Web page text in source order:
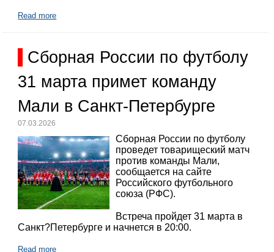
Read more
Сборная России по футболу
31 марта примет команду
Мали в Санкт-Петербурге
07.03.2026
Сборная России по футболу
проведет товарищеский матч
против команды Мали,
сообщается на сайте
Российского футбольного
союза (РФС).
Встреча пройдет 31 марта в
Санкт?Петербурге и начнется в 20:00.
Read more